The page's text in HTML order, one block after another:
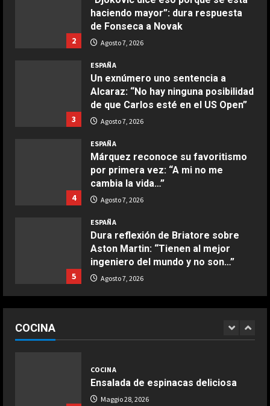
2
haciendo mayor”: dura respuesta
de Fonseca a Novak
Agosto 7, 2026
3
ESPAÑA
Un exnúmero uno sentencia a
Alcaraz: “No hay ninguna posibilidad
de que Carlos esté en el US Open”
Agosto 7, 2026
4
ESPAÑA
Márquez reconoce su favoritismo
por primera vez: “A mi no me
cambia la vida…”
Agosto 7, 2026
5
ESPAÑA
Dura reflexión de Briatore sobre
Aston Martin: “Tienen al mejor
ingeniero del mundo y no son…”
Agosto 7, 2026
México y la Confederación Africana
apoyan su continuidad como
Agosto 7, 2026
ESPAÑA
“Djokovic dice eso porque se está
COCINA
Maggio 28, 2026
COCINA
Boquerones fritos en freidora de
aire
Aprile 24, 2026
Buñuelos de alcachofas
Aprile 5, 2026
Ternera guisada con senderuelas
COCINA
Ensalada de habas y alcachofas con
langostinos
COCINA
Ensalada de espinacas deliciosa
Maggio 28, 2026
DEPORTES
Infantino
Agosto 7, 2026